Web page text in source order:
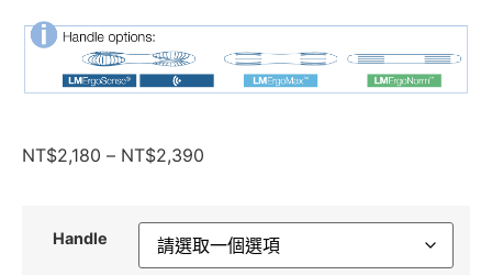
NT$2,180 – NT$2,390
Handle